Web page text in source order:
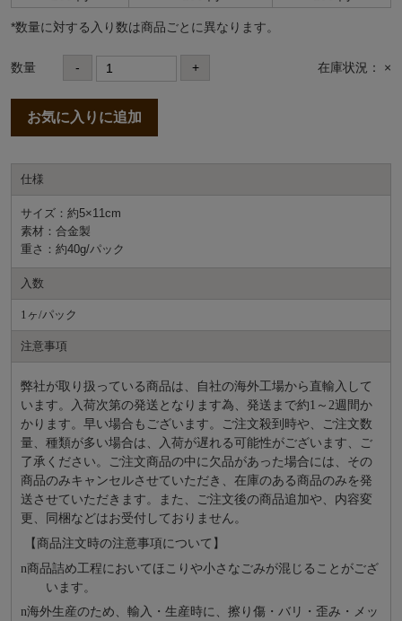
*数量に対する⼊り数は商品ごとに異なります。
数量 - + 在庫状況： ×
お気に入りに追加
仕様
サイズ：約5×11cm
素材：合金製
重さ：約40g/パック
入数
1ヶ/パック
注意事項
弊社が取り扱っている商品は、自社の海外工場から直輸入して
います。入荷次第の発送となります為、発送まで約1～2週間か
かります。早い場合もございます。ご注文殺到時や、ご注文数
量、種類が多い場合は、入荷が遅れる可能性がございます、ご
了承ください。ご注文商品の中に欠品があった場合には、その
商品のみキャンセルさせていただき、在庫のある商品のみを発
送させていただきます。また、ご注文後の商品追加や、内容変
更、同梱などはお受付しておりません。
【商品注文時の注意事項について】
n商品詰め⼯程においてほこりや⼩さなごみが混じることがござ
います。
n海外⽣産のため、輸⼊・⽣産時に、擦り傷・バリ・歪み・メッ